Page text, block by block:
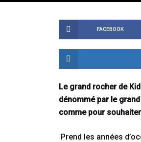
FACEBOOK
Le grand rocher de
dénommé par le
comme pour
Prend les années